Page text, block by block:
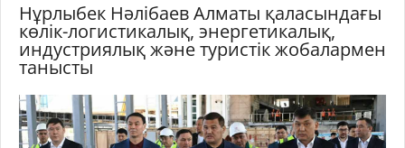
Нұрлыбек Нәлібаев Алматы қаласындағы
көлік-логистикалық, энергетикалық,
индустриялық және туристік жобалармен
танысты